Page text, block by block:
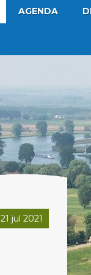
AGENDA
21 jul 2021